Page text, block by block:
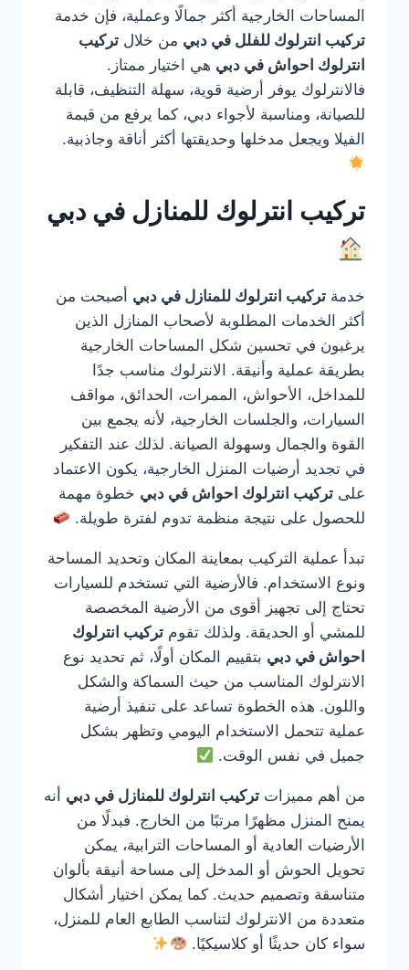
المساحات الخارجية أكثر جمالًا وعملية، فإن خدمة
تركيب انترلوك للفلل في دبي من خلال تركيب
انترلوك احواش في دبي هي اختيار ممتاز.
فالانترلوك يوفر أرضية قوية، سهلة التنظيف، قابلة
للصيانة، ومناسبة لأجواء دبي، كما يرفع من قيمة
الفيلا ويجعل مدخلها وحديقتها أكثر أناقة وجاذبية.
تركيب انترلوك للمنازل في دبي
خدمة تركيب انترلوك للمنازل في دبي أصبحت من
أكثر الخدمات المطلوبة لأصحاب المنازل الذين
يرغبون في تحسين شكل المساحات الخارجية
بطريقة عملية وأنيقة. الانترلوك مناسب جدًا
للمداخل، الأحواش، الممرات، الحدائق، مواقف
السيارات، والجلسات الخارجية، لأنه يجمع بين
القوة والجمال وسهولة الصيانة. لذلك عند التفكير
في تجديد أرضيات المنزل الخارجية، يكون الاعتماد
على تركيب انترلوك احواش في دبي خطوة مهمة
للحصول على نتيجة منظمة تدوم لفترة طويلة.
تبدأ عملية التركيب بمعاينة المكان وتحديد المساحة
ونوع الاستخدام. فالأرضية التي تستخدم للسيارات
تحتاج إلى تجهيز أقوى من الأرضية المخصصة
للمشي أو الحديقة. ولذلك تقوم تركيب انترلوك
احواش في دبي بتقييم المكان أولًا، ثم تحديد نوع
الانترلوك المناسب من حيث السماكة والشكل
واللون. هذه الخطوة تساعد على تنفيذ أرضية
عملية تتحمل الاستخدام اليومي وتظهر بشكل
جميل في نفس الوقت.
من أهم مميزات تركيب انترلوك للمنازل في دبي أنه
يمنح المنزل مظهرًا مرتبًا من الخارج. فبدلًا من
الأرضيات العادية أو المساحات الترابية، يمكن
تحويل الحوش أو المدخل إلى مساحة أنيقة بألوان
متناسقة وتصميم حديث. كما يمكن اختيار أشكال
متعددة من الانترلوك لتناسب الطابع العام للمنزل،
سواء كان حديثًا أو كلاسيكيًا.